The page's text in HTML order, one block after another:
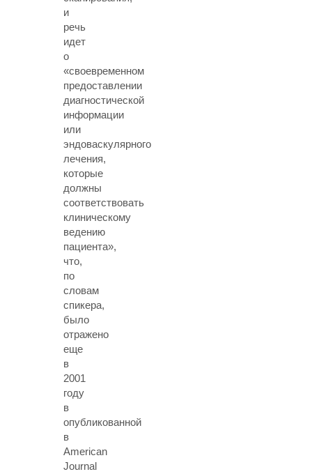
и
речь
идет
о
«своевременном
предоставлении
диагностической
информации
или
эндоваскулярного
лечения,
которые
должны
соответствовать
клиническому
ведению
пациента»,
что,
по
словам
спикера,
было
отражено
еще
в
2001
году
в
опубликованной
в
American
Journal